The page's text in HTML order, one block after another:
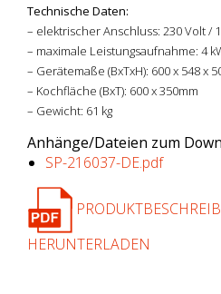
Technische Daten:
– elektrischer Anschluss: 230 Volt /
– maximale Leistungsaufnahme: 4
– Gerätemaße (BxTxH): 600 x 548 x
– Kochfläche (BxT): 600 x 350mm
– Gewicht: 61 kg
Anhänge/Dateien zum
SP-216037-DE.pdf
HERUNTERLADEN